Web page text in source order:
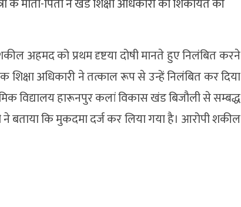
शकील अहमद को प्रथम दृष्टया दोषी मानते हुए निलंबित करने
अधिकारी ने तत्काल रूप से उन्हें निलंबित कर दिया
विद्यालय हारूनपुर कलां विकास खंड बिजौली से सम्बद्ध
ने बताया कि मुकदमा दर्ज कर लिया गया है। आरोपी शकील